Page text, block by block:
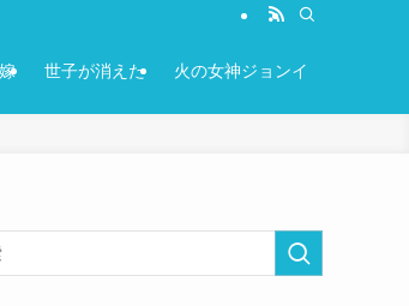
世子が消えた 火の女神ジョンイ